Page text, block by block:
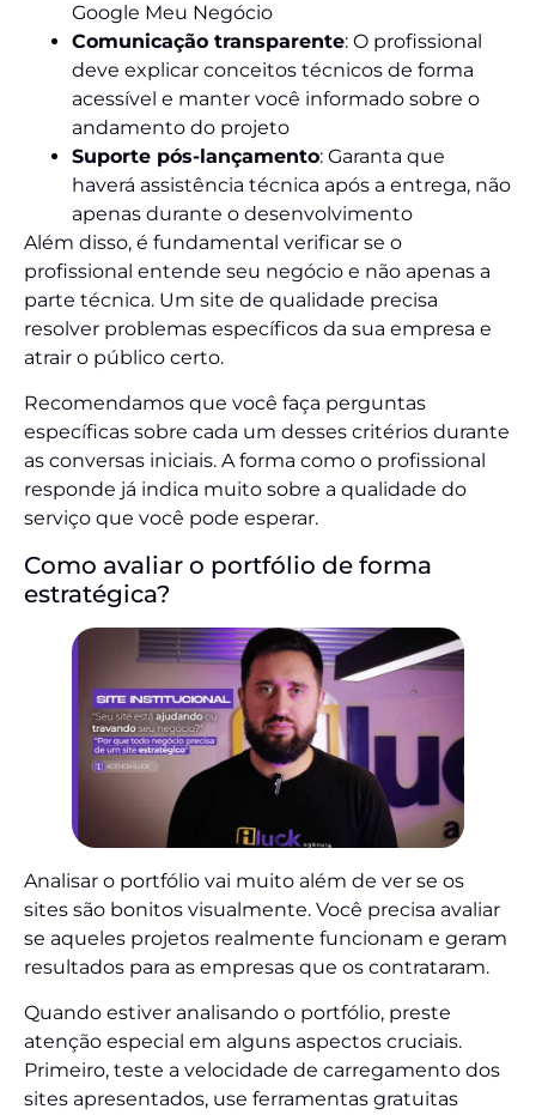
Google Meu Negócio
Comunicação transparente: O profissional
deve explicar conceitos técnicos de forma
acessível e manter você informado sobre o
andamento do projeto
Suporte pós-lançamento: Garanta que
haverá assistência técnica após a entrega, não
apenas durante o desenvolvimento
Além disso, é fundamental verificar se o
profissional entende seu negócio e não apenas a
parte técnica. Um site de qualidade precisa
resolver problemas específicos da sua empresa e
atrair o público certo.
Recomendamos que você faça perguntas
específicas sobre cada um desses critérios durante
as conversas iniciais. A forma como o profissional
responde já indica muito sobre a qualidade do
serviço que você pode esperar.
Como avaliar o portfólio de forma
estratégica?
Analisar o portfólio vai muito além de ver se os
sites são bonitos visualmente. Você precisa avaliar
se aqueles projetos realmente funcionam e geram
resultados para as empresas que os contrataram.
Quando estiver analisando o portfólio, preste
atenção especial em alguns aspectos cruciais.
Primeiro, teste a velocidade de carregamento dos
sites apresentados, use ferramentas gratuitas